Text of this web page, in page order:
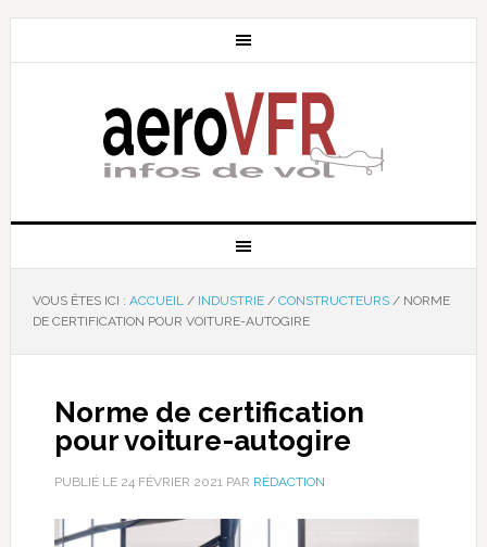
VOUS ÊTES ICI : ACCUEIL / INDUSTRIE / CONSTRUCTEURS /NORME
DE CERTIFICATION POUR VOITURE-AUTOGIRE
Norme de certification
pour voiture-autogire
PUBLIÉ LE 24 FÉVRIER 2021PAR RÉDACTION